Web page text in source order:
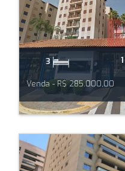
3 1
Venda - R$ 285.000,00